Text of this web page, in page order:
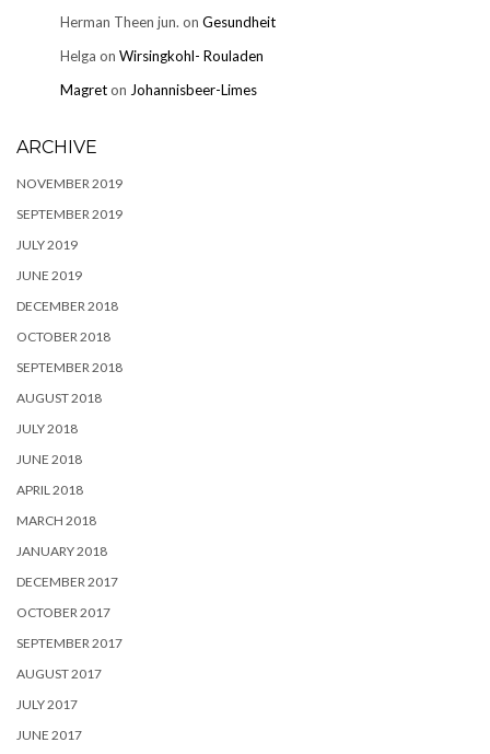
Herman Theen jun. on Gesundheit
Helga on Wirsingkohl- Rouladen
Magreton Johannisbeer-Limes
ARCHIVE
NOVEMBER 2019
SEPTEMBER 2019
JULY 2019
JUNE 2019
DECEMBER 2018
OCTOBER 2018
SEPTEMBER 2018
AUGUST 2018
JULY 2018
JUNE 2018
APRIL 2018
MARCH 2018
JANUARY 2018
DECEMBER 2017
OCTOBER 2017
SEPTEMBER 2017
AUGUST 2017
JULY 2017
JUNE 2017